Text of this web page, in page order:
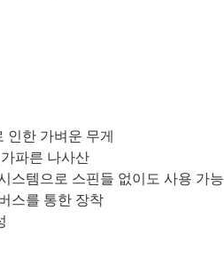
인한 가벼운 무게
파른 나사산
스템으로 스핀들 없이도 사용 가능
스를 통한 장착